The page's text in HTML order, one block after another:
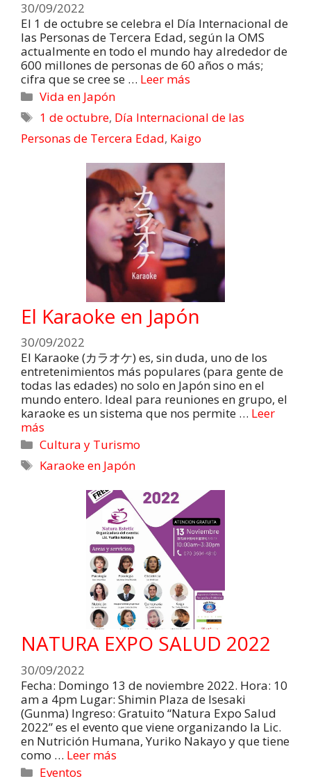
30/09/2022
El 1 de octubre se celebra el Día Internacional de
las Personas de Tercera Edad, según la OMS
actualmente en todo el mundo hay alrededor de
600 millones de personas de 60 años o más;
cifra que se cree se … Leer más
Vida en Japón
1 de octubre, Día Internacional de las
Personas de Tercera Edad, Kaigo
El Karaoke en Japón
30/09/2022
El Karaoke (カラオケ) es, sin duda, uno de los
entretenimientos más populares (para gente de
todas las edades) no solo en Japón sino en el
mundo entero. Ideal para reuniones en grupo, el
karaoke es un sistema que nos permite … Leer
más
Cultura y Turismo
Karaoke en Japón
NATURA EXPO SALUD 2022
30/09/2022
Fecha: Domingo 13 de noviembre 2022. Hora: 10
am a 4pm Lugar: Shimin Plaza de Isesaki
(Gunma) Ingreso: Gratuito “Natura Expo Salud
2022” es el evento que viene organizando la Lic.
en Nutrición Humana, Yuriko Nakayo y que tiene
como … Leer más
Eventos